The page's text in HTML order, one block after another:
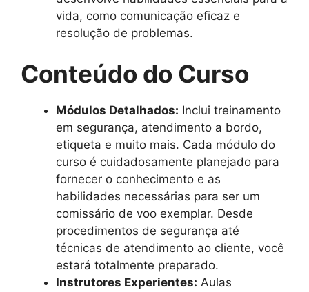
vida, como comunicação eficaz e
resolução de problemas.
Conteúdo do Curso
Módulos Detalhados: Inclui treinamento
em segurança, atendimento a bordo,
etiqueta e muito mais. Cada módulo do
curso é cuidadosamente planejado para
fornecer o conhecimento e as
habilidades necessárias para ser um
comissário de voo exemplar. Desde
procedimentos de segurança até
técnicas de atendimento ao cliente, você
estará totalmente preparado.
Instrutores Experientes: Aulas